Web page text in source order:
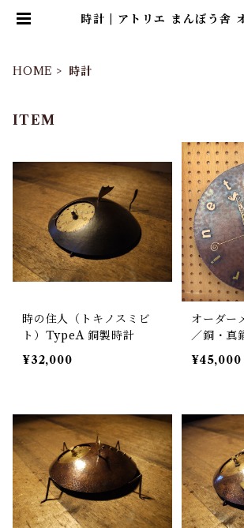
時計 | アトリエ まんぼう舎
HOME 時計
ITEM
時の住人（トキノスミビ
ト）TypeA 銅製時計
¥32,000
オーダー
／銅・真
クラリネ
オーダー）
¥45,000